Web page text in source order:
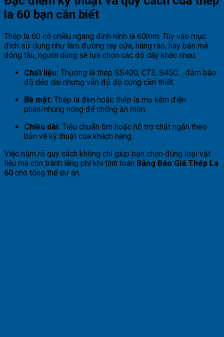
la 60 bạn cần biết
Thép la 60 có chiều ngang định hình là 60mm. Tùy vào mục
đích sử dụng như làm đường ray cửa, hàng rào, hay bản mã
đóng tàu, người dùng sẽ lựa chọn các độ dày khác nhau.
Chất liệu: Thường là thép SS400, CT3, S45C… đảm bảo
độ dẻo dai nhưng vẫn đủ độ cứng cần thiết.
Bề mặt: Thép la đen hoặc thép la mạ kẽm điện
phân/nhúng nóng để chống ăn mòn.
Chiều dài: Tiêu chuẩn 6m hoặc hỗ trợ chặt ngắn theo
bản vẽ kỹ thuật của khách hàng.
Việc nắm rõ quy cách không chỉ giúp bạn chọn đúng loại vật
liệu mà còn tránh lãng phí khi tính toán Bảng Báo Giá Thép La
60 cho tổng thể dự án.